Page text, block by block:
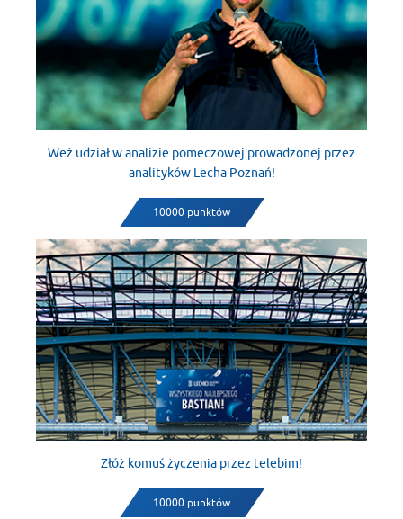
Weź udział w analizie pomeczowej prowadzonej przez
analityków Lecha Poznań!
10000 punktów
Złóż komuś życzenia przez telebim!
10000 punktów